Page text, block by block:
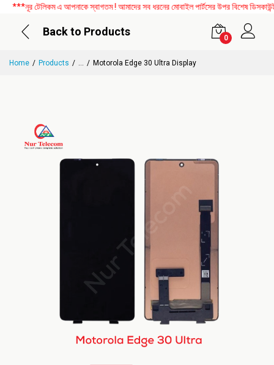
টেলিকম এ আপনাকে স্বাগতম ! আমাদের সব ধরনের মোবাইল পার্টসের উপর বিশেষ
Back to Products
0
Home Products ... Motorola Edge 30 Ultra Display